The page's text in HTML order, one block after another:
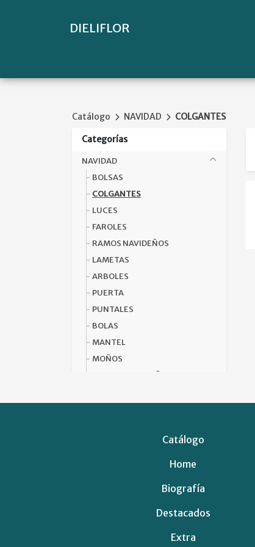
DIELIFLOR
Catálogo NAVIDAD COLGANTES
Categorías
NAVIDAD
BOLSAS
COLGANTES
LUCES
FAROLES
RAMOS NAVIDEÑOS
LAMETAS
ARBOLES
PUERTA
PUNTALES
BOLAS
MANTEL
MOÑOS
ROSCAS NAVIDEÑAS
FLORES ARTIFICIALES
Catálogo
Home
Biografía
Destacados
Extra